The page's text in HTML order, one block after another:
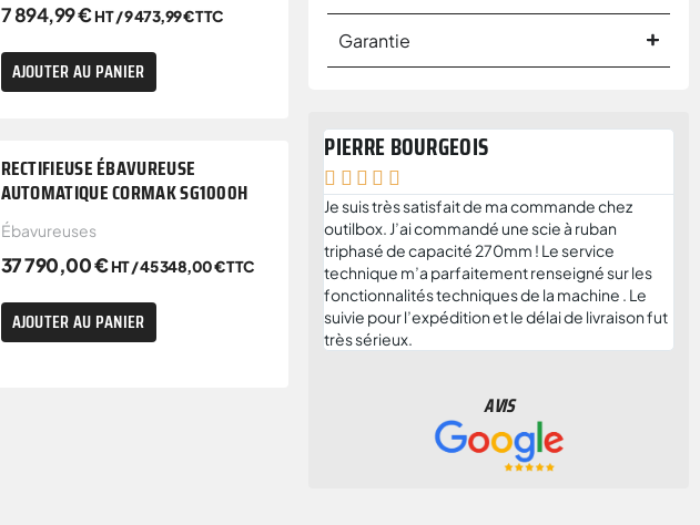
7 894,99€HT /9 473,99€TTC
AJOUTER AU PANIER
RECTIFIEUSE ÉBAVUREUSE
AUTOMATIQUE CORMAK SG1000H
Ébavureuses
37 790,00€HT /45 348,00€TTC
AJOUTER AU PANIER
Garantie
PIERRE BOURGEOIS
    
Je suis très satisfait de ma commande chez
outilbox. J’ai commandé une scie à ruban
triphasé de capacité 270mm ! Le service
technique m’a parfaitement renseigné sur les
fonctionnalités techniques de la machine . Le
suivie pour l’expédition et le délai de livraison fut
très sérieux.
AVIS